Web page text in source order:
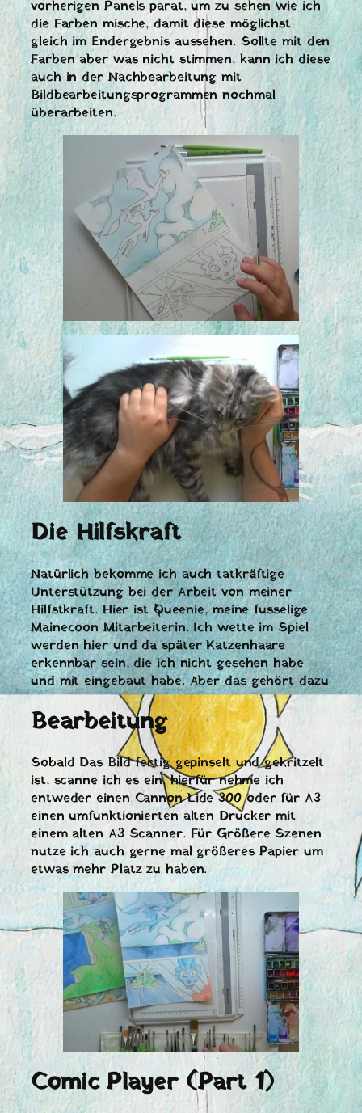
vorherigen Panels parat, um zu sehen wie ich
die Farben mische, damit diese möglichst
gleich im Endergebnis aussehen. Sollte mit den
Farben aber was nicht stimmen, kann ich diese
auch in der Nachbearbeitung mit
Bildbearbeitungsprogrammen nochmal
überarbeiten.
Die Hilfskraft
Natürlich bekomme ich auch tatkräftige
Unterstützung bei der Arbeit von meiner
Hilfstkraft. Hier ist Queenie, meine fusselige
Mainecoon Mitarbeiterin. Ich wette im Spiel
werden hier und da später Katzenhaare
erkennbar sein, die ich nicht gesehen habe
und mit eingebaut habe. Aber das gehört dazu
Bearbeitung
Sobald Das Bild fertig gepinselt und gekritzelt
ist, scanne ich es ein, hierfür nehme ich
entweder einen Cannon Lide 300 oder für A3
einen umfunktionierten alten Drucker mit
einem alten A3 Scanner. Für Größere Szenen
nutze ich auch gerne mal größeres Papier um
etwas mehr Platz zu haben.
Comic Player (Part 1)